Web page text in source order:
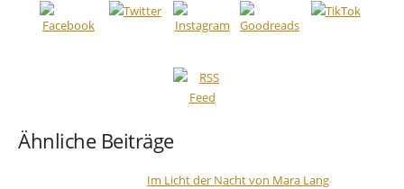
Ähnliche Beiträge
Im Licht der Nacht von Mara Lang